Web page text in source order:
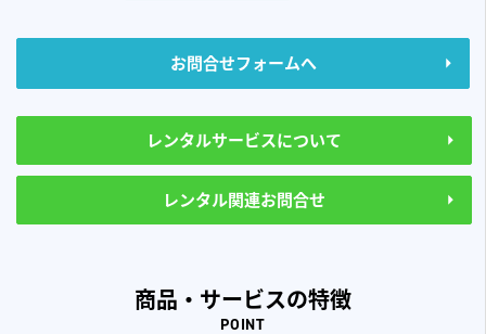
お問合せフォームへ
レンタルサービスについて
レンタル関連お問合せ
商品・サービスの特徴
POINT